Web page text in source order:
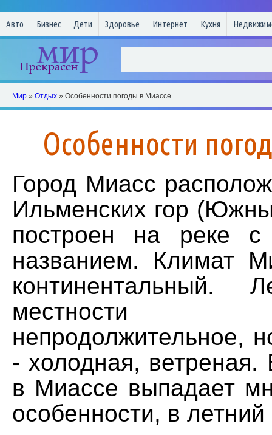
Авто Бизнес Дети Здоровье Интернет Кухня
Мир » Отдых » Особенности погоды в Миассе
Особенности
Город Миасс
Ильменских гор
построен на реке
названием. Климат
местности
непродолжительное,
- холодная, ветреная.
в Миассе выпадает
особенности, в